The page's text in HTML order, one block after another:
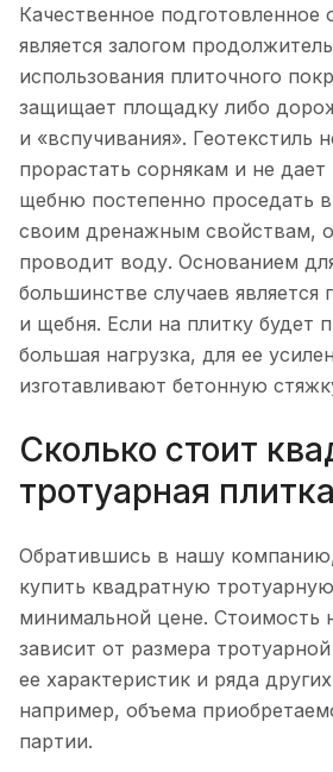
Качественное подготовленное
является залогом
использования плиточного
защищает площадку либо
и «вспучивания». Геотекстиль
прорастать сорнякам и не
щебню постепенно проседать в
своим дренажным свойствам,
проводит воду. Основанием
большинстве случаев является
и щебня. Если на плитку будет
большая нагрузка, для ее
изготавливают бетонную
Сколько стоит
тротуарная
Обратившись в нашу
купить квадратную
минимальной цене. Стоимость
зависит от размера
ее характеристик и ряда
например, объема
партии.